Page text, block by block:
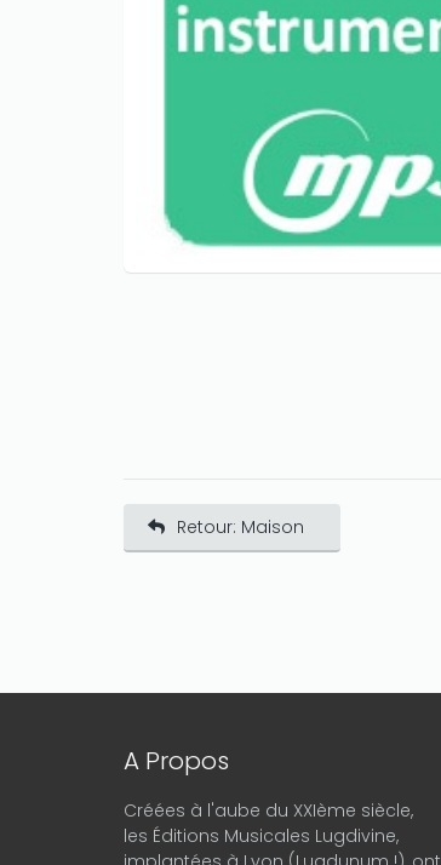
Retour: Maison
A Propos
Créées à l'aube du XXIème siècle,
les Éditions Musicales Lugdivine,